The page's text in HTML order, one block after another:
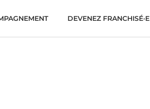
DEVENEZ FRANCHISÉ·E